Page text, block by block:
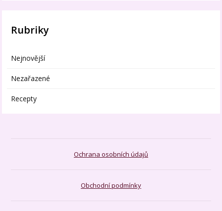
Rubriky
Nejnovější
Nezařazené
Recepty
Ochrana osobních údajů
Obchodní podmínky